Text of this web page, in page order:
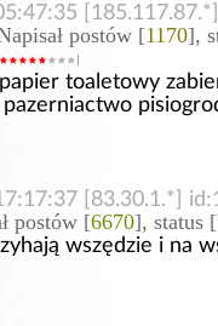
postów [1170],
toaletowy
[83.30.1.*]
postów [6670], status
wszędzie i na